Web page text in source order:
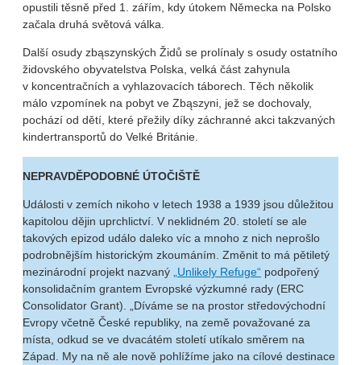
opustili těsně před 1. zářím, kdy útokem Německa na Polsko
začala druhá světová válka.
Další osudy zbąszynských Židů se prolínaly s osudy ostatního
židovského obyvatelstva Polska, velká část zahynula
v koncentračních a vyhlazovacích táborech. Těch několik
málo vzpomínek na pobyt ve Zbąszyni, jež se dochovaly,
pochází od dětí, které přežily díky záchranné akci takzvaných
kindertransportů do Velké Británie.
NEPRAVDĚPODOBNÉ ÚTOČIŠTĚ
Události v zemích nikoho v letech 1938 a 1939 jsou důležitou
kapitolou dějin uprchlictví. V neklidném 20. století se ale
takových epizod událo daleko víc a mnoho z nich neprošlo
podrobnějším historickým zkoumáním. Změnit to má pětiletý
mezinárodní projekt nazvaný „Unlikely Refuge“ podpořený
konsolidačním grantem Evropské výzkumné rady (ERC
Consolidator Grant). „Díváme se na prostor středovýchodní
Evropy včetně České republiky, na země považované za
místa, odkud se ve dvacátém století utíkalo směrem na
Západ. My na ně ale nově pohlížíme jako na cílové destinace